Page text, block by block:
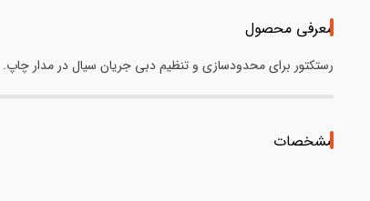
معرفی محصول
رستکتور برای محدودسازی و تنظیم دبی جریان سیال در مدار چاپ.
مشخصات